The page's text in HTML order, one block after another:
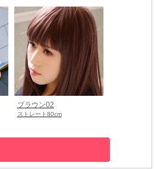
ブラウン02
ストレート80cm